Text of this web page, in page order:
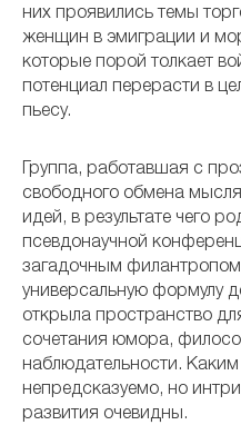
них проявились темы
женщин в эмиграции и
которые порой толкает
потенциал перерасти в
пьесу.
Группа, работавшая с
свободного обмена
идей, в результате чего
псевдонаучной
загадочным
универсальную формулу
открыла пространство
сочетания юмора,
наблюдательности.
непредсказуемо, но
развития очевидны.